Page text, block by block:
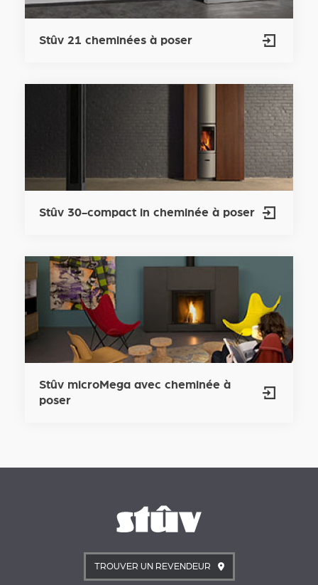
Stûv 21 cheminées à poser
Stûv 30-compact in cheminée à poser
Stûv microMega avec cheminée à
poser
TROUVER UN REVENDEUR